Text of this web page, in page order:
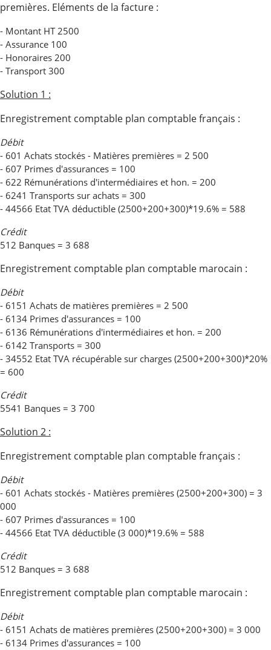
premières. Eléments de la facture :
- Montant HT 2500
- Assurance 100
- Honoraires 200
- Transport 300
Solution 1 :
Enregistrement comptable plan comptable français :
Débit
- 601 Achats stockés - Matières premières = 2 500
- 607 Primes d'assurances = 100
- 622 Rémunérations d'intermédiaires et hon. = 200
- 6241 Transports sur achats = 300
- 44566 Etat TVA déductible (2500+200+300)*19.6% = 588
Crédit
512 Banques = 3 688
Enregistrement comptable plan comptable marocain :
Débit
- 6151 Achats de matières premières = 2 500
- 6134 Primes d'assurances = 100
- 6136 Rémunérations d'intermédiaires et hon. = 200
- 6142 Transports = 300
- 34552 Etat TVA récupérable sur charges (2500+200+300)*20%
= 600
Crédit
5541 Banques = 3 700
Solution 2 :
Enregistrement comptable plan comptable français :
Débit
- 601 Achats stockés - Matières premières (2500+200+300) = 3
000
- 607 Primes d'assurances = 100
- 44566 Etat TVA déductible (3 000)*19.6% = 588
Crédit
512 Banques = 3 688
Enregistrement comptable plan comptable marocain :
Débit
- 6151 Achats de matières premières (2500+200+300) = 3 000
- 6134 Primes d'assurances = 100